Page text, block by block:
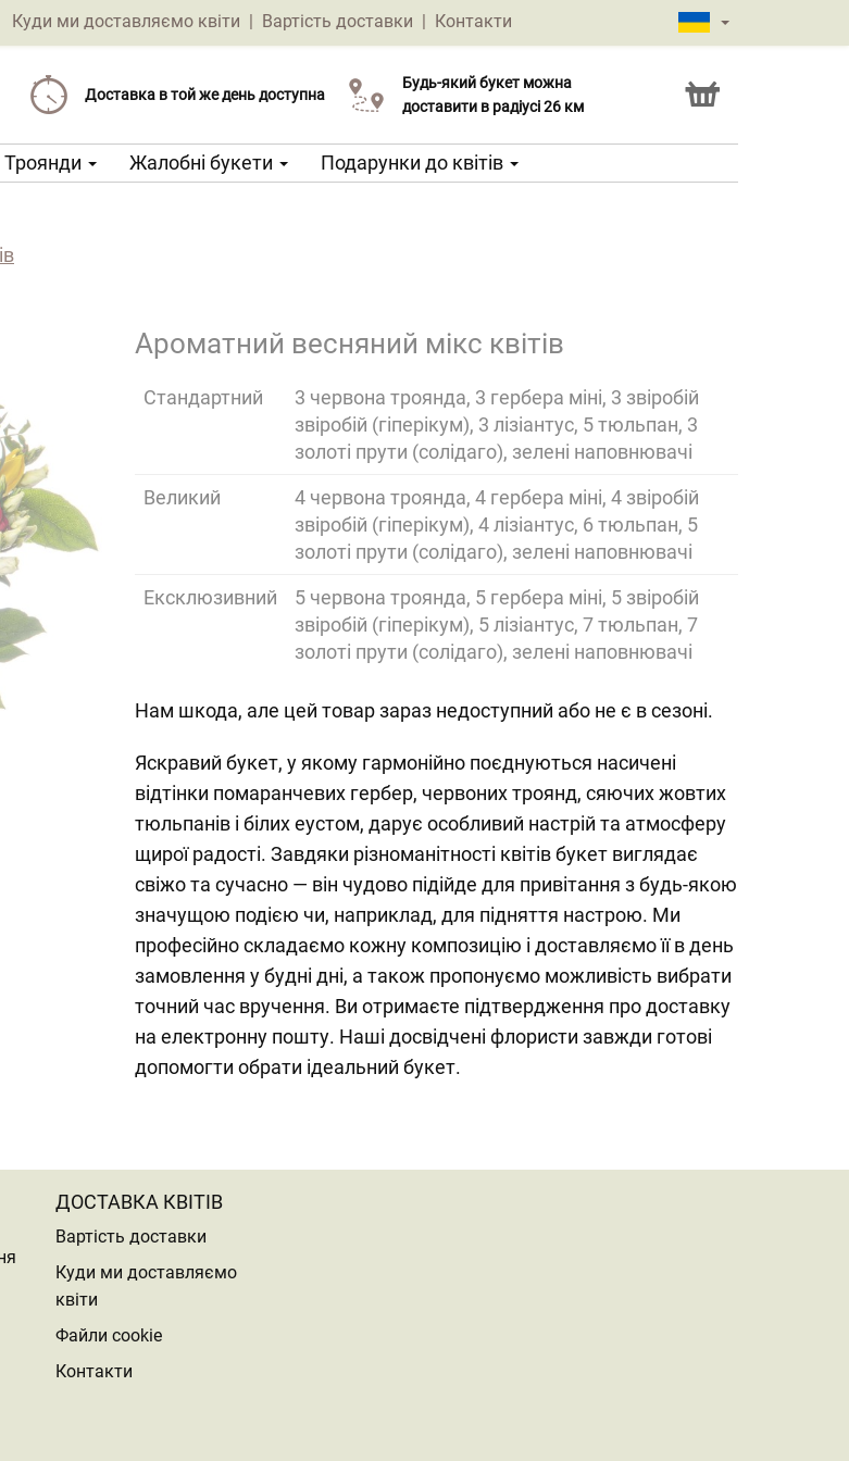
Куди ми доставляємо квіти | Вартість доставки | Контакти
Доставка в той же день доступна
Доставка від 69 CZK
Виберіть дату доставки
Будь-який букет можна
доставити в радіусі 26 км
Послуга Click & Collect
Троянди Жалобні букети Подарунки до квітів
Ароматний весняний мікс квітів
Cтандартний
3 червона троянда, 3 гербера міні, 3 звіробій
звіробій (гіперікум), 3 лізіантус, 5 тюльпан, 3
золоті прути (солідаго), зелені наповнювачі
Великий
4 червона троянда, 4 гербера міні, 4 звіробій
звіробій (гіперікум), 4 лізіантус, 6 тюльпан, 5
золоті прути (солідаго), зелені наповнювачі
Ексклюзивний
5 червона троянда, 5 гербера міні, 5 звіробій
звіробій (гіперікум), 5 лізіантус, 7 тюльпан, 7
золоті прути (солідаго), зелені наповнювачі
Нам шкода, але цей товар зараз недоступний або не є в сезоні.
Яскравий букет, у якому гармонійно поєднуються насичені
відтінки помаранчевих гербер, червоних троянд, сяючих жовтих
тюльпанів і білих еустом, дарує особливий настрій та атмосферу
щирої радості. Завдяки різноманітності квітів букет виглядає
свіжо та сучасно — він чудово підійде для привітання з будь-якою
значущою подією чи, наприклад, для підняття настрою. Ми
професійно складаємо кожну композицію і доставляємо її в день
замовлення у будні дні, а також пропонуємо можливість вибрати
точний час вручення. Ви отримаєте підтвердження про доставку
на електронну пошту. Наші досвідчені флористи завжди готові
допомогти обрати ідеальний букет.
ДОСТАВКА КВІТІВ
Вартість доставки
Куди ми доставляємо
квіти
Файли cookie
Контакти